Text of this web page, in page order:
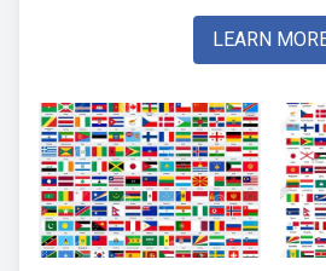
LEARN